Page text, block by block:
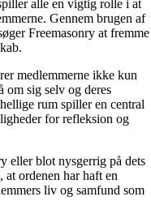
alle en vigtig rolle i at
Gennem brugen af
Freemasonry at fremme
medlemmerne ikke kun
om sig selv og deres
rum spiller en central
for refleksion og
eller blot nysgerrig på dets
ordenen har haft en
liv og samfund som